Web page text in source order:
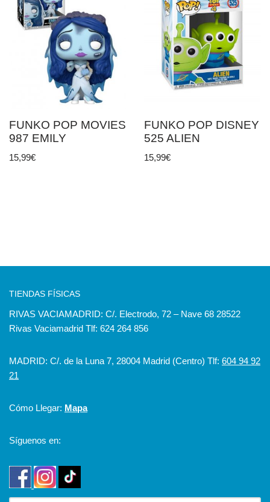
FUNKO POP MOVIES
987 EMILY
15,99€
FUNKO POP DISNEY
525 ALIEN
15,99€
TIENDAS FÍSICAS
RIVAS VACIAMADRID: C/. Electrodo, 72 – Nave 68 28522
Rivas Vaciamadrid Tlf: 624 264 856
MADRID: C/. de la Luna 7, 28004 Madrid (Centro) Tlf: 604 94 92
21
Cómo Llegar: Mapa
Síguenos en: